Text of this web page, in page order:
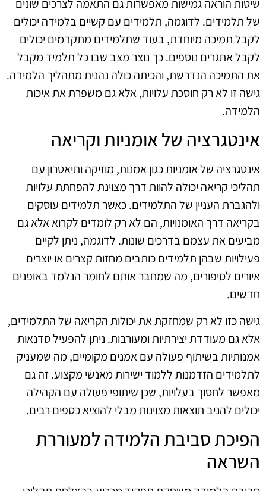
שיטות הוראה גמישות מאפשרות גם התאמה לצרכים שונים
של תלמידים. לדוגמה, תלמידים עם קשיים בלמידה יכולים
לקבל תמיכה מיוחדת, בעוד שתלמידים מתקדמים יכולים
לקבל אתגרים נוספים. כך נוצר מצב שבו כל תלמיד מקבל
את התמיכה הנדרשת, והכיתה כולה נהנית מתהליך הלמידה.
גישה זו לא רק חוסכת עלויות, אלא גם משפרת את איכות
הלמידה.
אינטגרציה של אומניות וקריאה
אינטגרציה של אומניות כגון אמנות, מוזיקה ותיאטרון עם
תהליכי קריאה יכולה להוות דרך מצוינת להפחתת עלויות
ולהגברת העניין של התלמידים. כאשר תלמידים עוסקים
בקריאה דרך האומנויות, הם לא רק לומדים לקרוא אלא גם
מביעים את עצמם בדרכים שונות. לדוגמה, ניתן לקיים
פעילויות שבהן תלמידים כותבים מחזות קצרים או יוצרים
איורים לסיפורים, מה שמחבר אותם לחומר הנלמד באופנים
חדשים.
גישה כזו לא רק שמחזקת את יכולות הקריאה של התלמידים,
אלא גם מעודדת יצירתיות ומעורבות. ניתן להפעיל סדנאות
אמנותיות בשיתוף פעולה עם אמנים מקומיים, מה שמעניק
לתלמידים הזדמנות ללמוד ישירות מאנשי מקצוע. זה גם
מאפשר לחסוך בעלויות, שכן שיתופי פעולה עם הקהילה
יכולים להניב תוצאות מצוינות מבלי להוציא כספים רבים.
הפיכת סביבת הלמידה למעוררת
השראה